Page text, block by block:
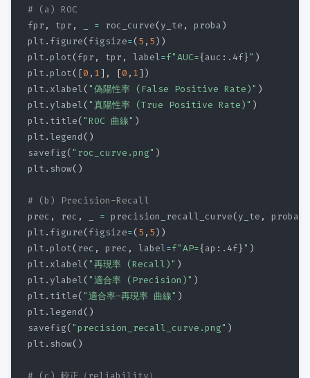
# (a) ROC
fpr , tpr , = roc_curve(y_te , proba)
plt . figure(figsize=(5 , 5) )
plt .plot(fpr , tpr , label=f"AUC={auc : .4f}" )
plt .plot( [0 , 1] , [0 , 1] )
plt . xlabel("偽陽性率 (False Positive Rate)" )
plt . ylabel("真陽性率 (True Positive Rate)" )
plt . title("ROC 曲線" )
plt .legend( )
savefig("roc_curve.png" )
plt . show( )
# (b) Precision-Recall
prec , rec , = precision_recall_curve(y_te , proba
plt . figure(figsize=(5 , 5) )
plt .plot(rec , prec , label=f"AP={ap : .4f}" )
plt . xlabel("再現率 (Recall)" )
plt . ylabel("適合率 (Precision)" )
plt . title("適合率–再現率 曲線" )
plt .legend( )
savefig("precision_recall_curve.png" )
plt . show( )
# (c) 較正（reliability）